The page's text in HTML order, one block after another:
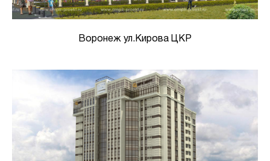
Воронеж ул.Кирова ЦКР